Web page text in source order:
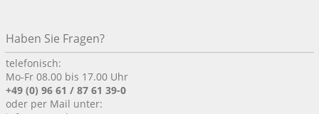
Haben Sie Fragen?
telefonisch:
Mo-Fr 08.00 bis 17.00 Uhr
+49 (0) 96 61 / 87 61 39-0
oder per Mail unter: